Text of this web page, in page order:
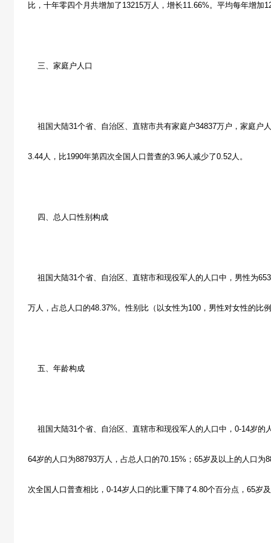
比，十年零四个月共增加了13215万人，增长11.66%。平均每年增加
三、家庭户人口
祖国大陆31个省、自治区、直辖市共有家庭户34837万户，家庭户
3.44人，比1990年第四次全国人口普查的3.96人减少了0.52人。
四、总人口性别构成
祖国大陆31个省、自治区、直辖市和现役军人的人口中，男性为
万人，占总人口的48.37%。性别比（以女性为100，男性对女性的比
五、年龄构成
祖国大陆31个省、自治区、直辖市和现役军人的人口中，0-14岁的
64岁的人口为88793万人，占总人口的70.15%；65岁及以上的人口为
次全国人口普查相比，0-14岁人口的比重下降了4.80个百分点，65岁